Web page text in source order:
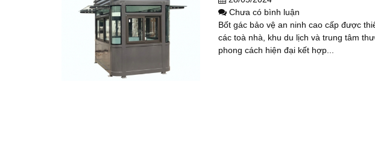
Chưa có bình luận
Bốt gác bảo vệ an ninh cao cấp được
các toà nhà, khu du lịch và trung tâm
phong cách hiện đại kết hợp...